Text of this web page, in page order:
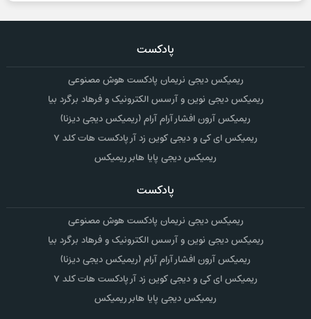
پادکست
ریمیکس دیجی نریمان پادکست هوش مصنوعی
ریمیکس دیجی نوین و آرسس الکترونیک و فرهاد برگرد بیا
ریمیکس آرون افشار آرام آرام (ریمیکس دیجی دیزنا)
ریمیکس ای کی و دیجی کوین زد آر پادکست هات کلد ۷
ریمیکس دیجی پایا هابر ریمیکس
پادکست
ریمیکس دیجی نریمان پادکست هوش مصنوعی
ریمیکس دیجی نوین و آرسس الکترونیک و فرهاد برگرد بیا
ریمیکس آرون افشار آرام آرام (ریمیکس دیجی دیزنا)
ریمیکس ای کی و دیجی کوین زد آر پادکست هات کلد ۷
ریمیکس دیجی پایا هابر ریمیکس